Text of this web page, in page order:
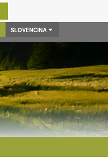
SLOVENČINA